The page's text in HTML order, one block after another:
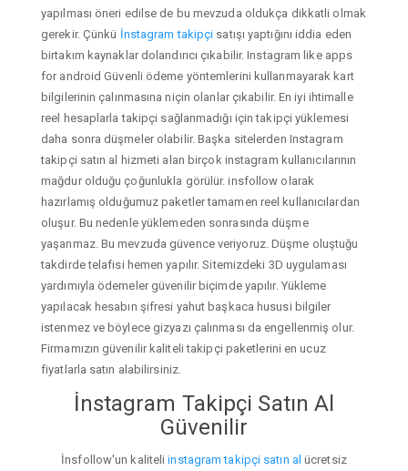
yapılması öneri edilse de bu mevzuda oldukça dikkatli olmak
gerekir. Çünkü İnstagram takipçi satışı yaptığını iddia eden
birtakım kaynaklar dolandırıcı çıkabilir. Instagram like apps
for android Güvenli ödeme yöntemlerini kullanmayarak kart
bilgilerinin çalınmasına niçin olanlar çıkabilir. En iyi ihtimalle
reel hesaplarla takipçi sağlanmadığı için takipçi yüklemesi
daha sonra düşmeler olabilir. Başka sitelerden Instagram
takipçi satın al hizmeti alan birçok instagram kullanıcılarının
mağdur olduğu çoğunlukla görülür. insfollow olarak
hazırlamış olduğumuz paketler tamamen reel kullanıcılardan
oluşur. Bu nedenle yüklemeden sonrasında düşme
yaşanmaz. Bu mevzuda güvence veriyoruz. Düşme oluştuğu
takdirde telafisi hemen yapılır. Sitemizdeki 3D uygulaması
yardımıyla ödemeler güvenilir biçimde yapılır. Yükleme
yapılacak hesabın şifresi yahut başkaca hususi bilgiler
istenmez ve böylece gizyazı çalınması da engellenmiş olur.
Firmamızın güvenilir kaliteli takipçi paketlerini en ucuz
fiyatlarla satın alabilirsiniz.
İnstagram Takipçi Satın Al
Güvenilir
İnsfollow'un kaliteliinstagram takipçi satın al ücretsiz